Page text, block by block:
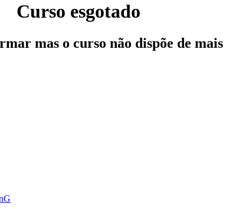
Curso esgotado
mas o curso não dispõe de mais